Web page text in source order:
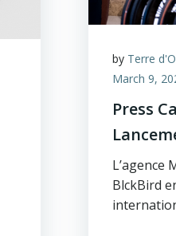
by Terre
March 9,
Press
L’agence
BlckBird